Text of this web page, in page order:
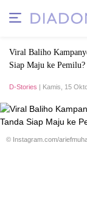
Viral Baliho
Siap Maju ke Pemilu?
D-Stories | Kamis, 15
© Instagram.com/